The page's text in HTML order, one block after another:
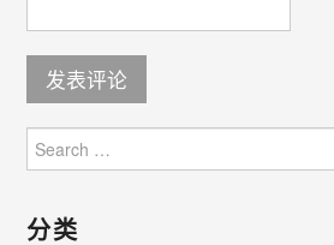
for:
分类